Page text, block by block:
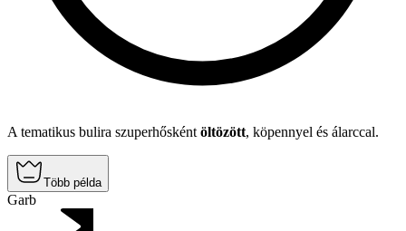
A tematikus bulira szuperhősként öltözött, köpennyel és álarccal.
Több példa
Garb